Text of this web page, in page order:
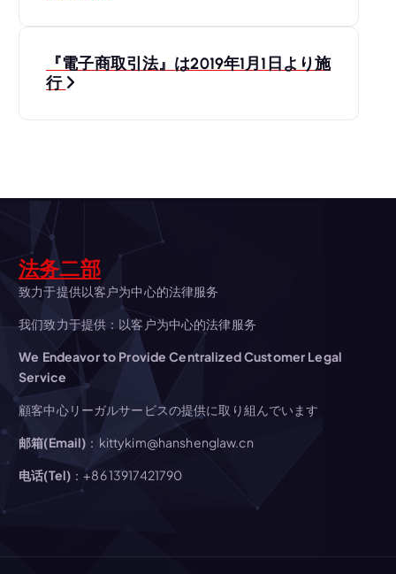
ビ
シ
ョ
ン
『電子商取引法』は2019年1月1日より施
行
法务二部
致力于提供以客户为中心的法律服务
我们致力于提供：以客户为中心的法律服务
We Endeavor to Provide Centralized Customer Legal
Service
顧客中心リーガルサービスの提供に取り組んでいます
邮箱(Email) ：kittykim@hanshenglaw.cn
电话(Tel) ：+86 13917421790